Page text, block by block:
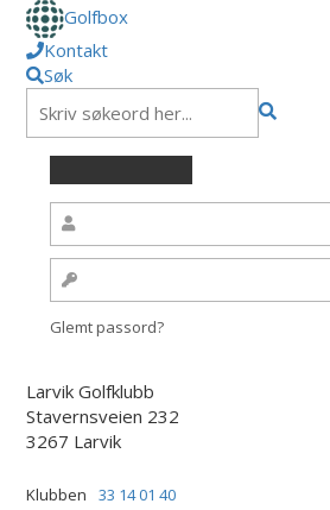
Golfbox
Kontakt
Søk
Glemt passord?
Larvik Golfklubb
Stavernsveien 232
3267 Larvik
Klubben 33 14 01 40